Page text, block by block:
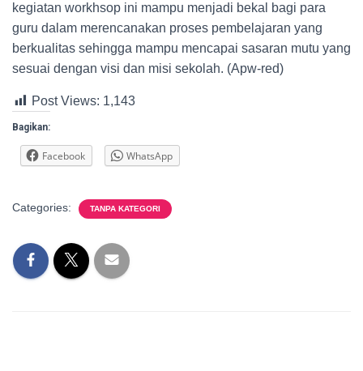
kegiatan workhsop ini mampu menjadi bekal bagi para
guru dalam merencanakan proses pembelajaran yang
berkualitas sehingga mampu mencapai sasaran mutu yang
sesuai dengan visi dan misi sekolah. (Apw-red)
Post Views: 1,143
Bagikan:
Facebook WhatsApp
Categories: TANPA KATEGORI